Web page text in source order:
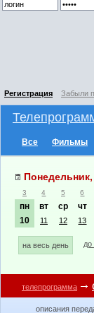
Регистрация Забыли
Все Фильмы
Понедельник,
3 4 5 6
пн вт ср чт
10
11 12 13
на весь день до
телепрограмма
описания